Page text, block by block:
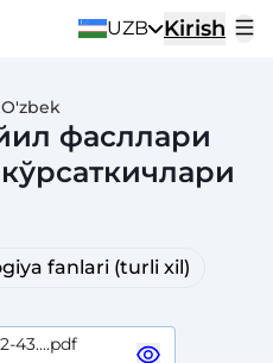
UZB Kirish
O'zbek
фасллари
fanlari (turli xil)
43....pdf